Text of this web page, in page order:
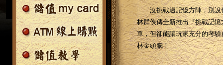
沒挑戰過記憶方陣，別說你
林群俠傳全新推出『挑戰記
單，但卻能讓玩家充分的考
林金頭腦！